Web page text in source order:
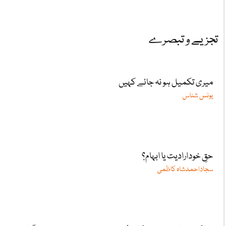
تجزیے و تبصرے
میری تکمیل ہو نہ جائے کہیں
یونس شناس
حقِ خودارادیت یا ابہام؟
سجاداحمدشاہ کاظمی